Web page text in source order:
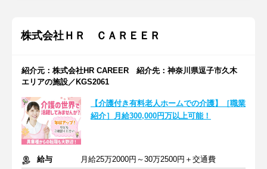
株式会社ＨＲ ＣＡＲＥＥＲ
紹介元：株式会社HR CAREER 紹介先：神奈川県逗子市久木
エリアの施設／KGS2061
【介護付き有料老人ホームでの介護】［職業
紹介］月給300,000円万以上可能！
給与
月給25万2000円～30万2500円＋交通費